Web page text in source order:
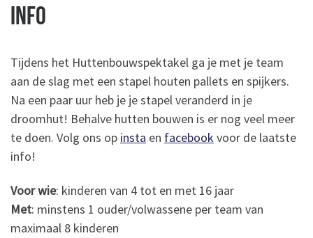
Info
Tijdens het Huttenbouwspektakel ga je met je team
aan de slag met een stapel houten pallets en spijkers.
Na een paar uur heb je je stapel veranderd in je
droomhut! Behalve hutten bouwen is er nog veel meer
te doen. Volg ons op insta en facebook voor de laatste
info!
Voor wie: kinderen van 4 tot en met 16 jaar
Met: minstens 1 ouder/volwassene per team van
maximaal 8 kinderen